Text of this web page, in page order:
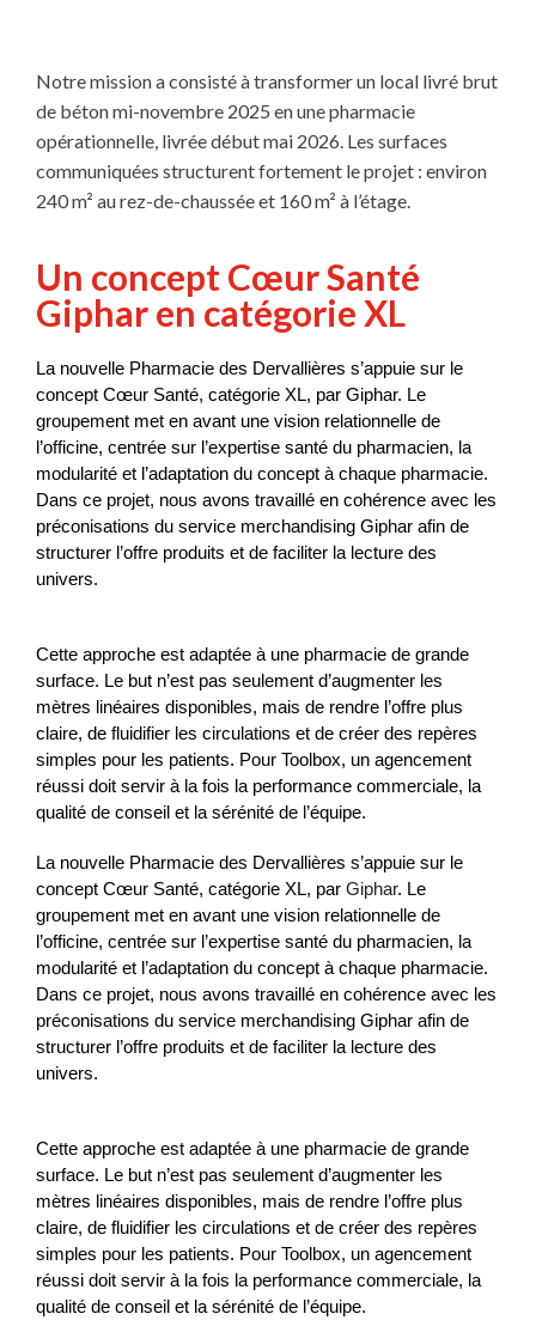
Notre mission a consisté à transformer un local livré brut
de béton mi-novembre 2025 en une pharmacie
opérationnelle, livrée début mai 2026. Les surfaces
communiquées structurent fortement le projet : environ
240 m² au rez-de-chaussée et 160 m² à l’étage.
Un concept Cœur Santé
Giphar en catégorie XL
La nouvelle Pharmacie des Dervallières s’appuie sur le
concept Cœur Santé, catégorie XL, par Giphar. Le
groupement met en avant une vision relationnelle de
l’officine, centrée sur l’expertise santé du pharmacien, la
modularité et l’adaptation du concept à chaque pharmacie.
Dans ce projet, nous avons travaillé en cohérence avec les
préconisations du service merchandising Giphar afin de
structurer l’offre produits et de faciliter la lecture des
univers.
Cette approche est adaptée à une pharmacie de grande
surface. Le but n’est pas seulement d’augmenter les
mètres linéaires disponibles, mais de rendre l’offre plus
claire, de fluidifier les circulations et de créer des repères
simples pour les patients. Pour Toolbox, un agencement
réussi doit servir à la fois la performance commerciale, la
qualité de conseil et la sérénité de l’équipe.
La nouvelle Pharmacie des Dervallières s’appuie sur le
concept Cœur Santé, catégorie XL, par Giphar. Le
groupement met en avant une vision relationnelle de
l’officine, centrée sur l’expertise santé du pharmacien, la
modularité et l’adaptation du concept à chaque pharmacie.
Dans ce projet, nous avons travaillé en cohérence avec les
préconisations du service merchandising Giphar afin de
structurer l’offre produits et de faciliter la lecture des
univers.
Cette approche est adaptée à une pharmacie de grande
surface. Le but n’est pas seulement d’augmenter les
mètres linéaires disponibles, mais de rendre l’offre plus
claire, de fluidifier les circulations et de créer des repères
simples pour les patients. Pour Toolbox, un agencement
réussi doit servir à la fois la performance commerciale, la
qualité de conseil et la sérénité de l’équipe.